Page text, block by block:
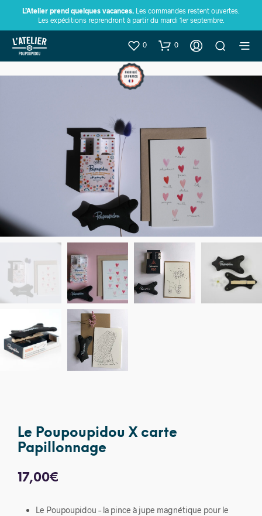
L’Atelier prend quelques vacances. Les commandes restent ouvertes.
Les expéditions reprendront à partir du mardi 1er septembre.
0 0
Le Poupoupidou X carte
Papillonnage
17,00€
Le Poupoupidou – la pince à jupe magnétique pour le